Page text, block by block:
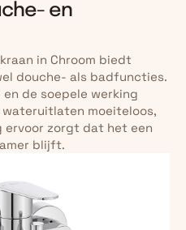
en
in Chroom biedt
douche- als badfuncties.
de soepele werking
moeiteloos,
zorgt dat het een
blijft.